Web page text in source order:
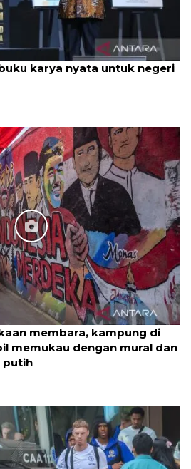
karya nyata untuk negeri
membara, kampung di
memukau dengan mural dan
putih